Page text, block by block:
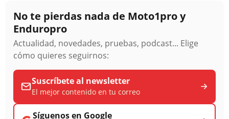
No te pierdas nada de Moto1pro y
Enduropro
Actualidad, novedades, pruebas, podcast... Elige
cómo quieres seguirnos:
Suscríbete al newsletter
El mejor contenido en tu correo
Síguenos en Google